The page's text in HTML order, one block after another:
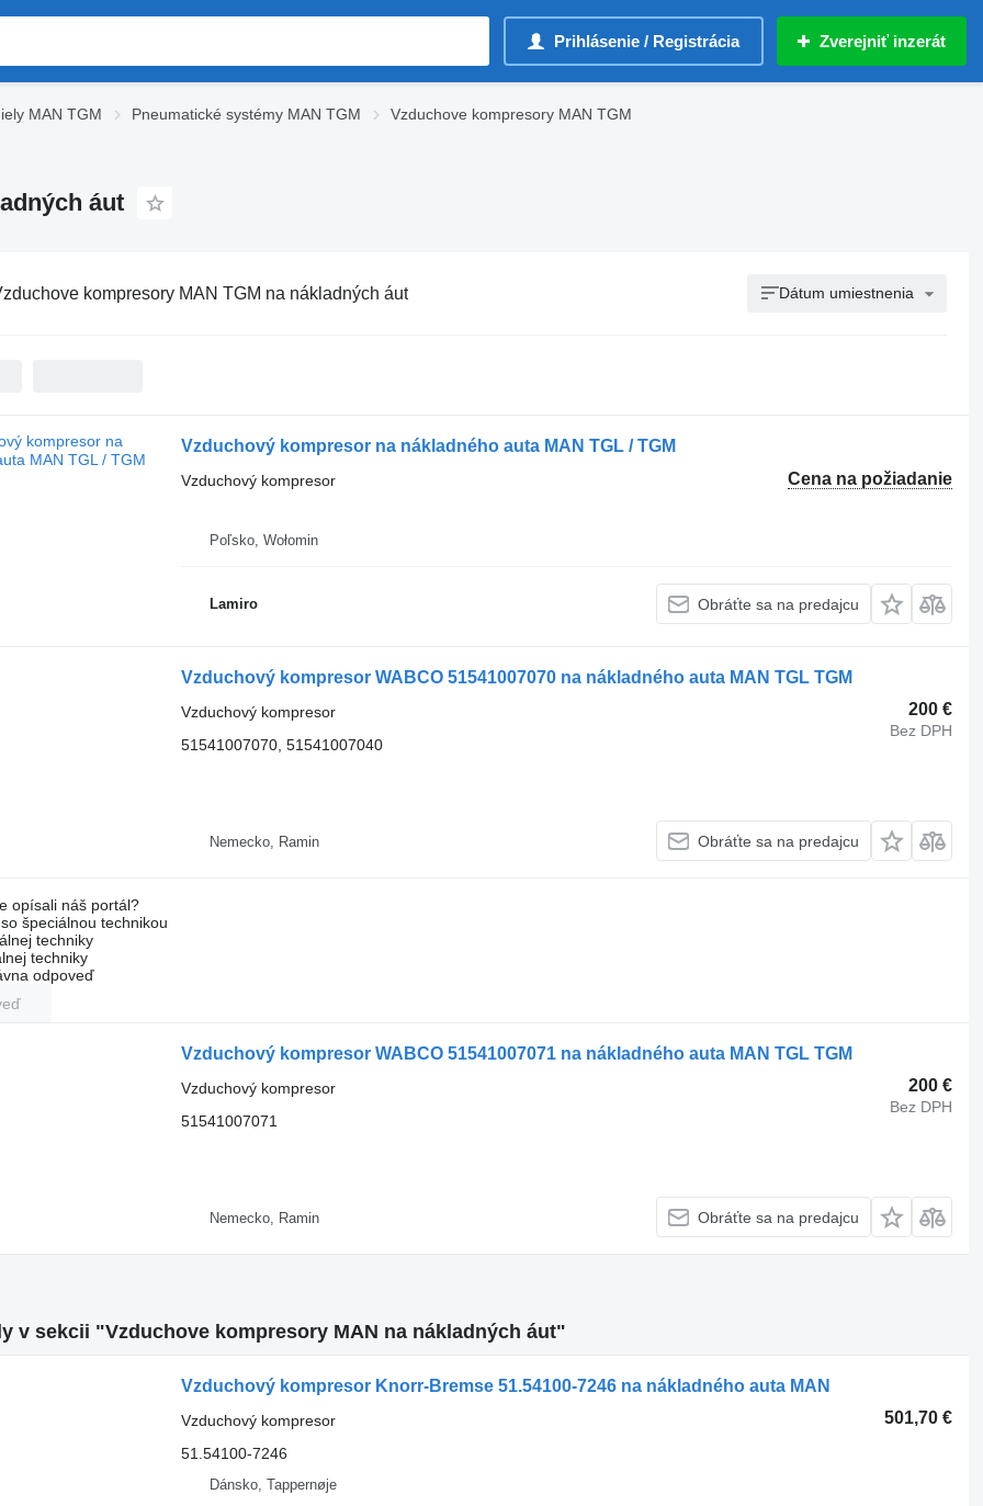
Prihlásenie / Registrácia Zverejniť inzerát
MAN TGM Pneumatické systémy MAN TGM
Vzduchove kompresory MAN TGM
áut
kompresory MAN TGM na nákladných áut Dátum umiestnenia
Vzduchový kompresor na nákladného auta MAN TGL / TGM
Cena na požiadanie
Vzduchový kompresor
Poľsko, Wołomin
Lamiro Obráťte sa na predajcu
Vzduchový kompresor WABCO 51541007070 na nákladného auta MAN TGL TGM
200 €
Bez DPH
Vzduchový kompresor
51541007070, 51541007040
Nemecko, Ramin Obráťte sa na predajcu
opísali náš portál?
špeciálnou technikou
techniky
techniky
odpoveď
Vzduchový kompresor WABCO 51541007071 na nákladného auta MAN TGL TGM
200 €
Bez DPH
Vzduchový kompresor
51541007071
Nemecko, Ramin Obráťte sa na predajcu
v sekcii "Vzduchove kompresory MAN na nákladných áut"
Vzduchový kompresor Knorr-Bremse 51.54100-7246 na nákladného auta MAN
501,70 €
Vzduchový kompresor
51.54100-7246
Dánsko, Tappernøje